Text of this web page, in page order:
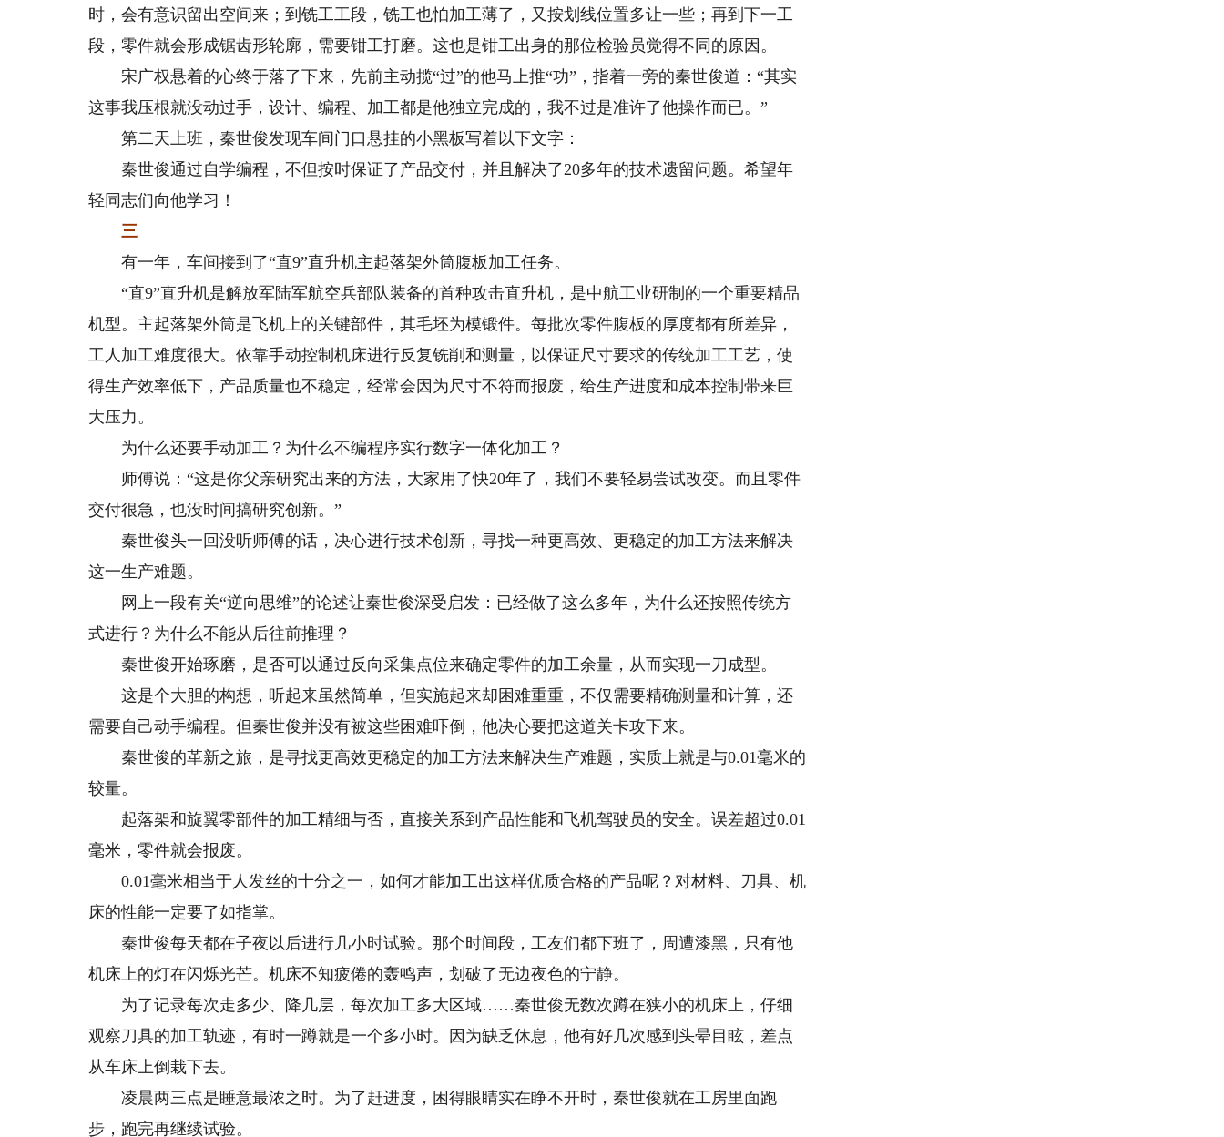
时，会有意识留出空间来；到铣工工段，铣工也怕加工薄了，又按划线位置多让一些；再到下一工
段，零件就会形成锯齿形轮廓，需要钳工打磨。这也是钳工出身的那位检验员觉得不同的原因。
宋广权悬着的心终于落了下来，先前主动揽“过”的他马上推“功”，指着一旁的秦世俊道：“其实
这事我压根就没动过手，设计、编程、加工都是他独立完成的，我不过是准许了他操作而已。”
第二天上班，秦世俊发现车间门口悬挂的小黑板写着以下文字：
秦世俊通过自学编程，不但按时保证了产品交付，并且解决了20多年的技术遗留问题。希望年
轻同志们向他学习！
三
有一年，车间接到了“直9”直升机主起落架外筒腹板加工任务。
“直9”直升机是解放军陆军航空兵部队装备的首种攻击直升机，是中航工业研制的一个重要精品
机型。主起落架外筒是飞机上的关键部件，其毛坯为模锻件。每批次零件腹板的厚度都有所差异，
工人加工难度很大。依靠手动控制机床进行反复铣削和测量，以保证尺寸要求的传统加工工艺，使
得生产效率低下，产品质量也不稳定，经常会因为尺寸不符而报废，给生产进度和成本控制带来巨
大压力。
为什么还要手动加工？为什么不编程序实行数字一体化加工？
师傅说：“这是你父亲研究出来的方法，大家用了快20年了，我们不要轻易尝试改变。而且零件
交付很急，也没时间搞研究创新。”
秦世俊头一回没听师傅的话，决心进行技术创新，寻找一种更高效、更稳定的加工方法来解决
这一生产难题。
网上一段有关“逆向思维”的论述让秦世俊深受启发：已经做了这么多年，为什么还按照传统方
式进行？为什么不能从后往前推理？
秦世俊开始琢磨，是否可以通过反向采集点位来确定零件的加工余量，从而实现一刀成型。
这是个大胆的构想，听起来虽然简单，但实施起来却困难重重，不仅需要精确测量和计算，还
需要自己动手编程。但秦世俊并没有被这些困难吓倒，他决心要把这道关卡攻下来。
秦世俊的革新之旅，是寻找更高效更稳定的加工方法来解决生产难题，实质上就是与0.01毫米的
较量。
起落架和旋翼零部件的加工精细与否，直接关系到产品性能和飞机驾驶员的安全。误差超过0.01
毫米，零件就会报废。
0.01毫米相当于人发丝的十分之一，如何才能加工出这样优质合格的产品呢？对材料、刀具、机
床的性能一定要了如指掌。
秦世俊每天都在子夜以后进行几小时试验。那个时间段，工友们都下班了，周遭漆黑，只有他
机床上的灯在闪烁光芒。机床不知疲倦的轰鸣声，划破了无边夜色的宁静。
为了记录每次走多少、降几层，每次加工多大区域……秦世俊无数次蹲在狭小的机床上，仔细
观察刀具的加工轨迹，有时一蹲就是一个多小时。因为缺乏休息，他有好几次感到头晕目眩，差点
从车床上倒栽下去。
凌晨两三点是睡意最浓之时。为了赶进度，困得眼睛实在睁不开时，秦世俊就在工房里面跑
步，跑完再继续试验。